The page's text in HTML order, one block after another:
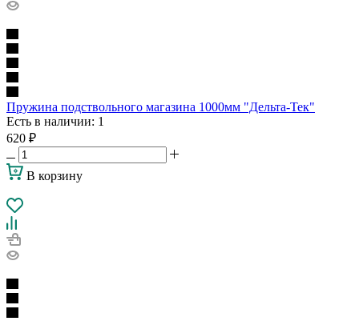
Пружина подствольного магазина 1000мм "Дельта-Тек"
Есть в наличии: 1
620 ₽
В корзину